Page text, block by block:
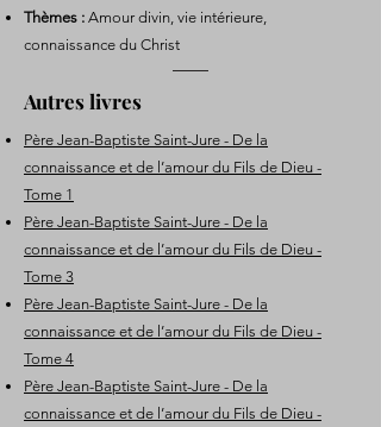
Thèmes : Amour divin, vie intérieure,
connaissance du Christ
Autres livres
Père Jean-Baptiste Saint-Jure - De la
connaissance et de l’amour du Fils de Dieu -
Tome 1
Père Jean-Baptiste Saint-Jure - De la
connaissance et de l’amour du Fils de Dieu -
Tome 3
Père Jean-Baptiste Saint-Jure - De la
connaissance et de l’amour du Fils de Dieu -
Tome 4
Père Jean-Baptiste Saint-Jure - De la
connaissance et de l’amour du Fils de Dieu -